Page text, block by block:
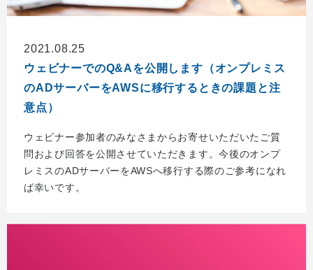
2021.08.25
ウェビナーでのQ&Aを公開します（オンプレミス
のADサーバーをAWSに移行するときの課題と注
意点）
ウェビナー参加者のみなさまからお寄せいただいたご質
問および回答を公開させていただきます。今後のオンプ
レミスのADサーバーをAWSへ移行する際のご参考になれ
ば幸いです。